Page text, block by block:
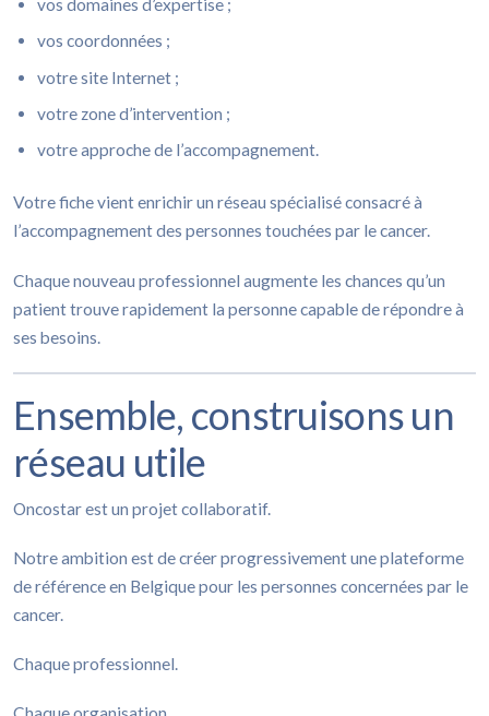
vos domaines d’expertise ;
vos coordonnées ;
votre site Internet ;
votre zone d’intervention ;
votre approche de l’accompagnement.
Votre fiche vient enrichir un réseau spécialisé consacré à
l’accompagnement des personnes touchées par le cancer.
Chaque nouveau professionnel augmente les chances qu’un
patient trouve rapidement la personne capable de répondre à
ses besoins.
Ensemble, construisons un
réseau utile
Oncostar est un projet collaboratif.
Notre ambition est de créer progressivement une plateforme
de référence en Belgique pour les personnes concernées par le
cancer.
Chaque professionnel.